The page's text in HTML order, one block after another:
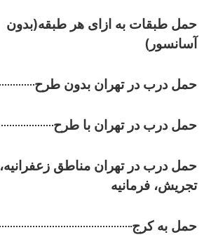
حمل طبقات به ازای هر طبقه(بدون
آسانسور)​​
حمل درب در تهران بدون طرح​​
حمل درب در تهران با طرح​​
حمل درب در تهران مناطق زعفرانیه،
تجریش، فرمانیه​​
حمل به کرج